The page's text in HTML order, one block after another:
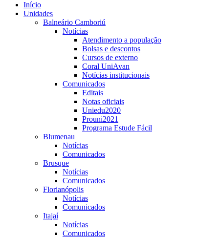
Início
Unidades
Balneário Camboriú
Notícias
Atendimento a população
Bolsas e descontos
Cursos de externo
Coral UniAvan
Notícias institucionais
Comunicados
Editais
Notas oficiais
Uniedu2020
Prouni2021
Programa Estude Fácil
Blumenau
Notícias
Comunicados
Brusque
Notícias
Comunicados
Florianópolis
Notícias
Comunicados
Itajaí
Notícias
Comunicados